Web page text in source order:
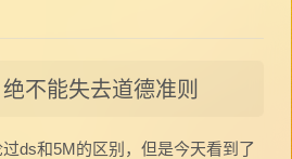
不能失去道德准则
ds和5M的区别，但是今天看到了